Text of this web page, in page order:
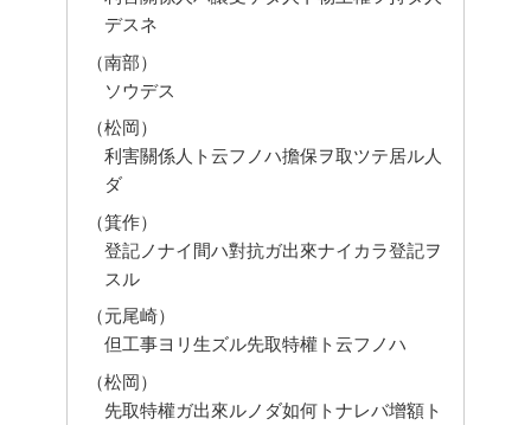
デスネ
（南部）
ソウデス
（松岡）
利害關係人ト云フノハ擔保ヲ取ツテ居ル人
ダ
（箕作）
登記ノナイ間ハ對抗ガ出來ナイカラ登記ヲ
スル
（元尾崎）
但工事ヨリ生ズル先取特權ト云フノハ
（松岡）
先取特權ガ出來ルノダ如何トナレバ增額ト